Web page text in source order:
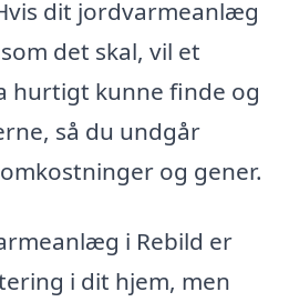
dit jordvarmeanlæg
det skal, vil et
hurtigt kunne finde og
så du undgår
og gener.
i Rebild er
i dit hjem, men